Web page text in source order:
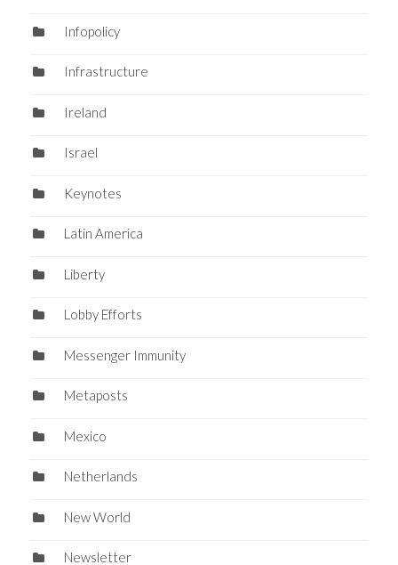
Infopolicy
Infrastructure
Ireland
Israel
Keynotes
Latin America
Liberty
Lobby Efforts
Messenger Immunity
Metaposts
Mexico
Netherlands
New World
Newsletter